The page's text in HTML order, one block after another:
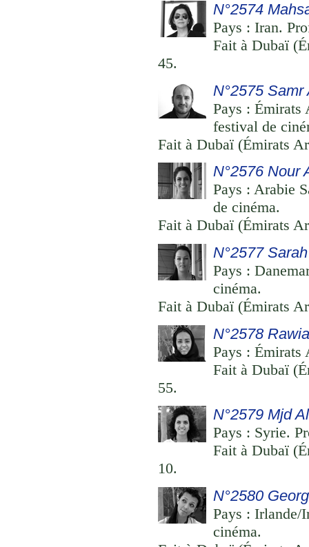
N°2574
Pays : Iran.
Fait à Dubaï
45.
N°2575
Pays : Émirats
festival de
Fait à Dubaï (Émirats
N°2576 Nour
Pays : Arabie
de cinéma.
Fait à Dubaï (Émirats
N°2577
Pays :
cinéma.
Fait à Dubaï (Émirats
N°2578
Pays : Émirats
Fait à Dubaï
55.
N°2579 Mjd
Pays : Syrie.
Fait à Dubaï
10.
N°2580
Pays : Irlande/
cinéma.